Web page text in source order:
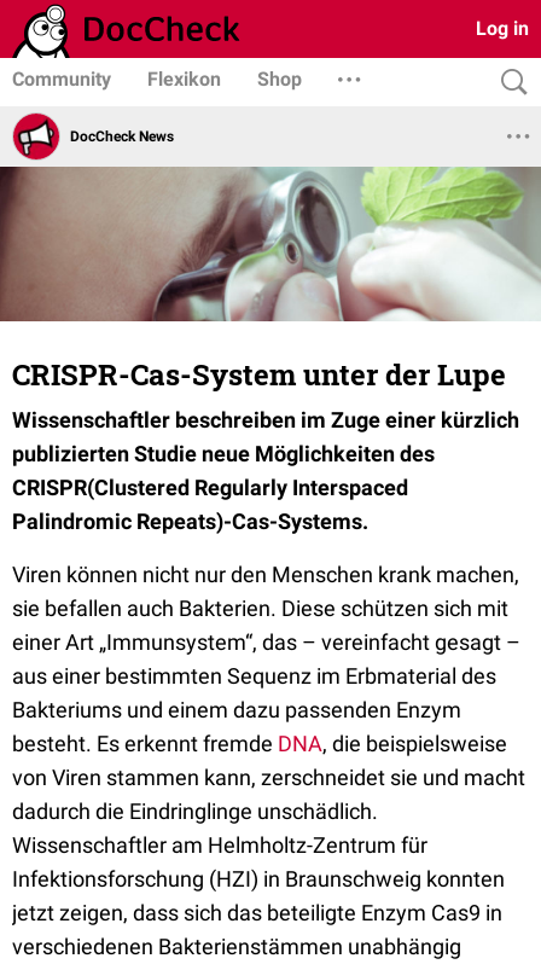
Log in
Community Flexikon Shop
DocCheck News
CRISPR-Cas-System unter der Lupe
Wissenschaftler beschreiben im Zuge einer kürzlich
publizierten Studie neue Möglichkeiten des
CRISPR(Clustered Regularly Interspaced
Palindromic Repeats)-Cas-Systems.
Viren können nicht nur den Menschen krank machen,
sie befallen auch Bakterien. Diese schützen sich mit
einer Art „Immunsystem“, das – vereinfacht gesagt –
aus einer bestimmten Sequenz im Erbmaterial des
Bakteriums und einem dazu passenden Enzym
besteht. Es erkennt fremde DNA, die beispielsweise
von Viren stammen kann, zerschneidet sie und macht
dadurch die Eindringlinge unschädlich.
Wissenschaftler am Helmholtz-Zentrum für
Infektionsforschung (HZI) in Braunschweig konnten
jetzt zeigen, dass sich das beteiligte Enzym Cas9 in
verschiedenen Bakterienstämmen unabhängig